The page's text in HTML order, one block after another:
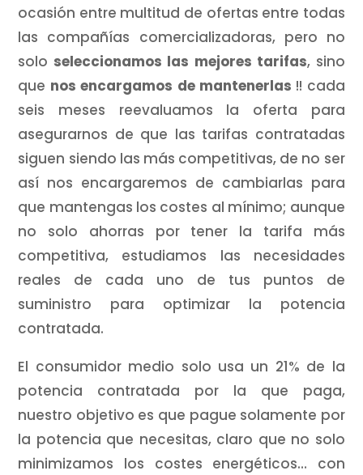
ocasión entre multitud de ofertas entre todas
las compañías comercializadoras, pero no
solo seleccionamos las mejores tarifas, sino
que nos encargamos de mantenerlas !! cada
seis meses reevaluamos la oferta para
asegurarnos de que las tarifas contratadas
siguen siendo las más competitivas, de no ser
así nos encargaremos de cambiarlas para
que mantengas los costes al mínimo; aunque
no solo ahorras por tener la tarifa más
competitiva, estudiamos las necesidades
reales de cada uno de tus puntos de
suministro para optimizar la potencia
contratada.
El consumidor medio solo usa un 21% de la
potencia contratada por la que paga,
nuestro objetivo es que pague solamente por
la potencia que necesitas, claro que no solo
minimizamos los costes energéticos… con